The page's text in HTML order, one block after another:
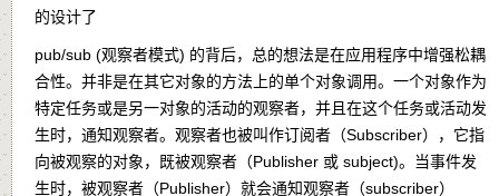
的设计了
pub/sub (观察者模式) 的背后，总的想法是在应用程序中增强松耦
合性。并非是在其它对象的方法上的单个对象调用。一个对象作为
特定任务或是另一对象的活动的观察者，并且在这个任务或活动发
生时，通知观察者。观察者也被叫作订阅者（Subscriber），它指
向被观察的对象，既被观察者（Publisher 或 subject)。当事件发
生时，被观察者（Publisher）就会通知观察者（subscriber）